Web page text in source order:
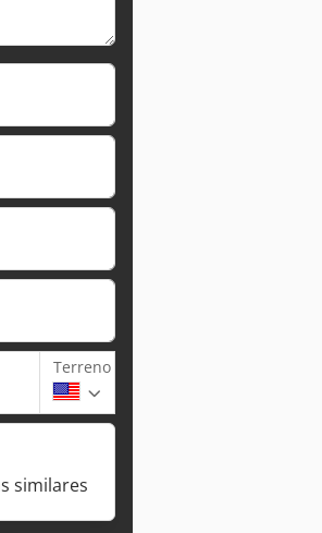
Terreno
similares